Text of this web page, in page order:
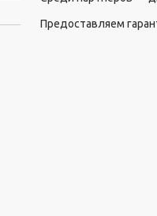
Предоставляем